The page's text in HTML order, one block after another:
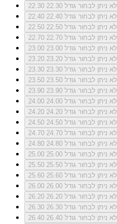
22.30
לא ניתן לבחור גודל 22.30
22.40
לא ניתן לבחור גודל 22.40
22.50
לא ניתן לבחור גודל 22.50
22.70
לא ניתן לבחור גודל 22.70
23.00
לא ניתן לבחור גודל 23.00
23.20
לא ניתן לבחור גודל 23.20
23.30
לא ניתן לבחור גודל 23.30
23.50
לא ניתן לבחור גודל 23.50
23.90
לא ניתן לבחור גודל 23.90
24.00
לא ניתן לבחור גודל 24.00
24.20
לא ניתן לבחור גודל 24.20
24.50
לא ניתן לבחור גודל 24.50
24.70
לא ניתן לבחור גודל 24.70
24.80
לא ניתן לבחור גודל 24.80
25.00
לא ניתן לבחור גודל 25.00
25.50
לא ניתן לבחור גודל 25.50
25.60
לא ניתן לבחור גודל 25.60
26.00
לא ניתן לבחור גודל 26.00
26.20
לא ניתן לבחור גודל 26.20
26.30
לא ניתן לבחור גודל 26.30
26.40
לא ניתן לבחור גודל 26.40